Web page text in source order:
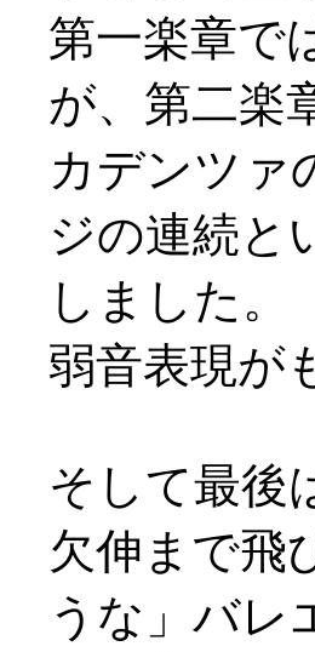
第一楽章で
が、第二楽
カデンツァ
ジの連続と
しました。
弱音表現が
そして最後
欠伸まで飛
うな」バレ